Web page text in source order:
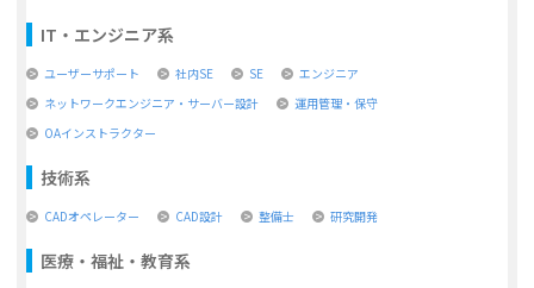
IT・エンジニア系
ユーザーサポート 社内SE SE
エンジニア
ネットワークエンジニア・サーバー設計
運用管理・保守
OAインストラクター
技術系
CADオペレーター CAD設計 整備士 研究開発
医療・福祉・教育系